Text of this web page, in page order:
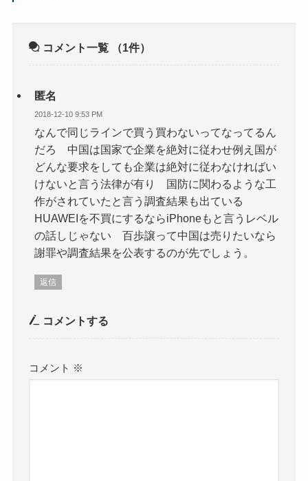
コメント一覧 （1件）
匿名
2018-12-10 9:53 PM
なんで同じラインで買う買わないってなってるん
だろ 中国は国家で企業を絶対に従わせ例え国が
どんな要求をしても企業は絶対に従わなければい
けないと言う法律が有り 国防に関わるような工
作がされていたと言う調査結果も出ている
HUAWEIを不買にするならiPhoneもと言うレベル
の話しじゃない 百歩譲って中国は売りたいなら
謝罪や調査結果を公表するのが先でしょう。
返信
コメントする
コメント ※